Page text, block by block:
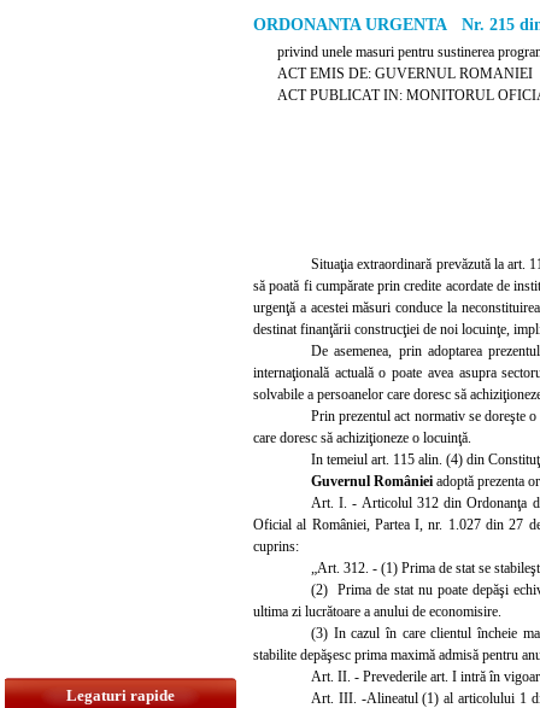
Legaturi rapide
ORDONANTA URGENTA Nr. 215
privind unele masuri pentru sustinerea
ACT EMIS DE: GUVERNUL ROMANIEI
ACT PUBLICAT IN: MONITORUL
Situaţia extraordinară prevăzută la art.
să poată fi cumpărate prin credite acordate de
urgenţă a acestei măsuri conduce la
destinat finanţării construcţiei de noi locuinţe,
De asemenea, prin adoptarea
internaţională actuală o poate avea asupra
solvabile a persoanelor care doresc să
Prin prezentul act normativ se doreşte
care doresc să achiziţioneze o locuinţă.
In temeiul art. 115 alin. (4) din
Guvernul României adoptă prezenta
Art. I.- Articolul 312 din Ordonanţa
Oficial al României, ParteaI,nr. 1.027 din 27
cuprins:
„Art. 312. - (1) Prima de stat se
(2) Prima de stat nu poate depăşi
ultima zi lucrătoare a anului de economisire.
(3) In cazul în care clientul încheie
stabilite depăşesc prima maximă admisă pentru
Art. II. - Prevederile art. I intră în
Art. III. -Alineatul (1) al articolului 1